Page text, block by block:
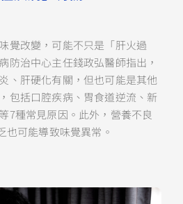
覺改變，可能不只是「肝火過
防治中心主任錢政弘醫師指出，
、肝硬化有關，但也可能是其他
包括口腔疾病、胃食道逆流、新
7種常見原因。此外，營養不良
也可能導致味覺異常。